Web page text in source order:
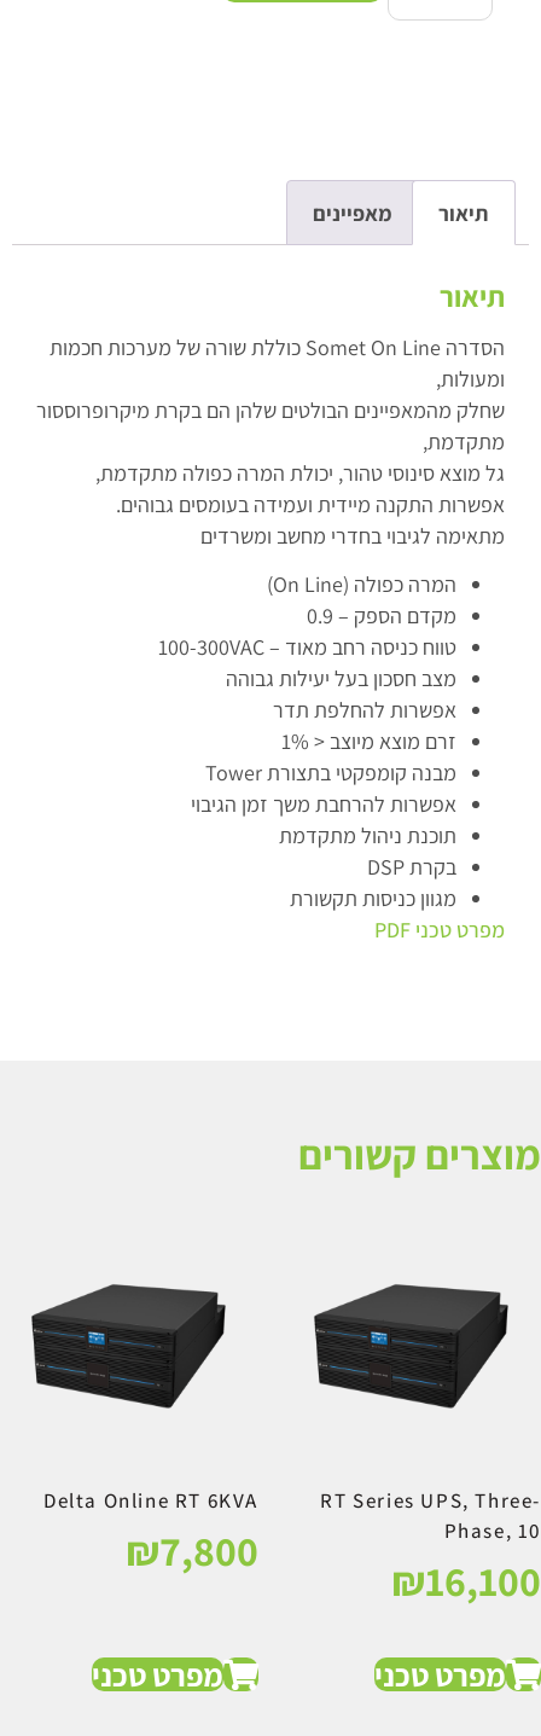
תיאור מאפיינים
תיאור
הסדרה Somet On Line כוללת שורה של מערכות חכמות
ומעולות,
שחלק מהמאפיינים הבולטים שלהן הם בקרת מיקרופרוססור
מתקדמת,
גל מוצא סינוסי טהור, יכולת המרה כפולה מתקדמת,
אפשרות התקנה מיידית ועמידה בעומסים גבוהים.
מתאימה לגיבוי בחדרי מחשב ומשרדים
המרה כפולה (On Line)
מקדם הספק – 0.9
טווח כניסה רחב מאוד – 100-300VAC
מצב חסכון בעל יעילות גבוהה
אפשרות להחלפת תדר
זרם מוצא מיוצב < 1%
מבנה קומפקטי בתצורת Tower
אפשרות להרחבת משך זמן הגיבוי
תוכנת ניהול מתקדמת
בקרת DSP
מגוון כניסות תקשורת
מפרט טכני PDF
מוצרים קשורים
RT Series UPS, Three-
Phase, 10
₪16,100
מפרט טכני
Delta Online RT 6KVA
₪7,800
מפרט טכני